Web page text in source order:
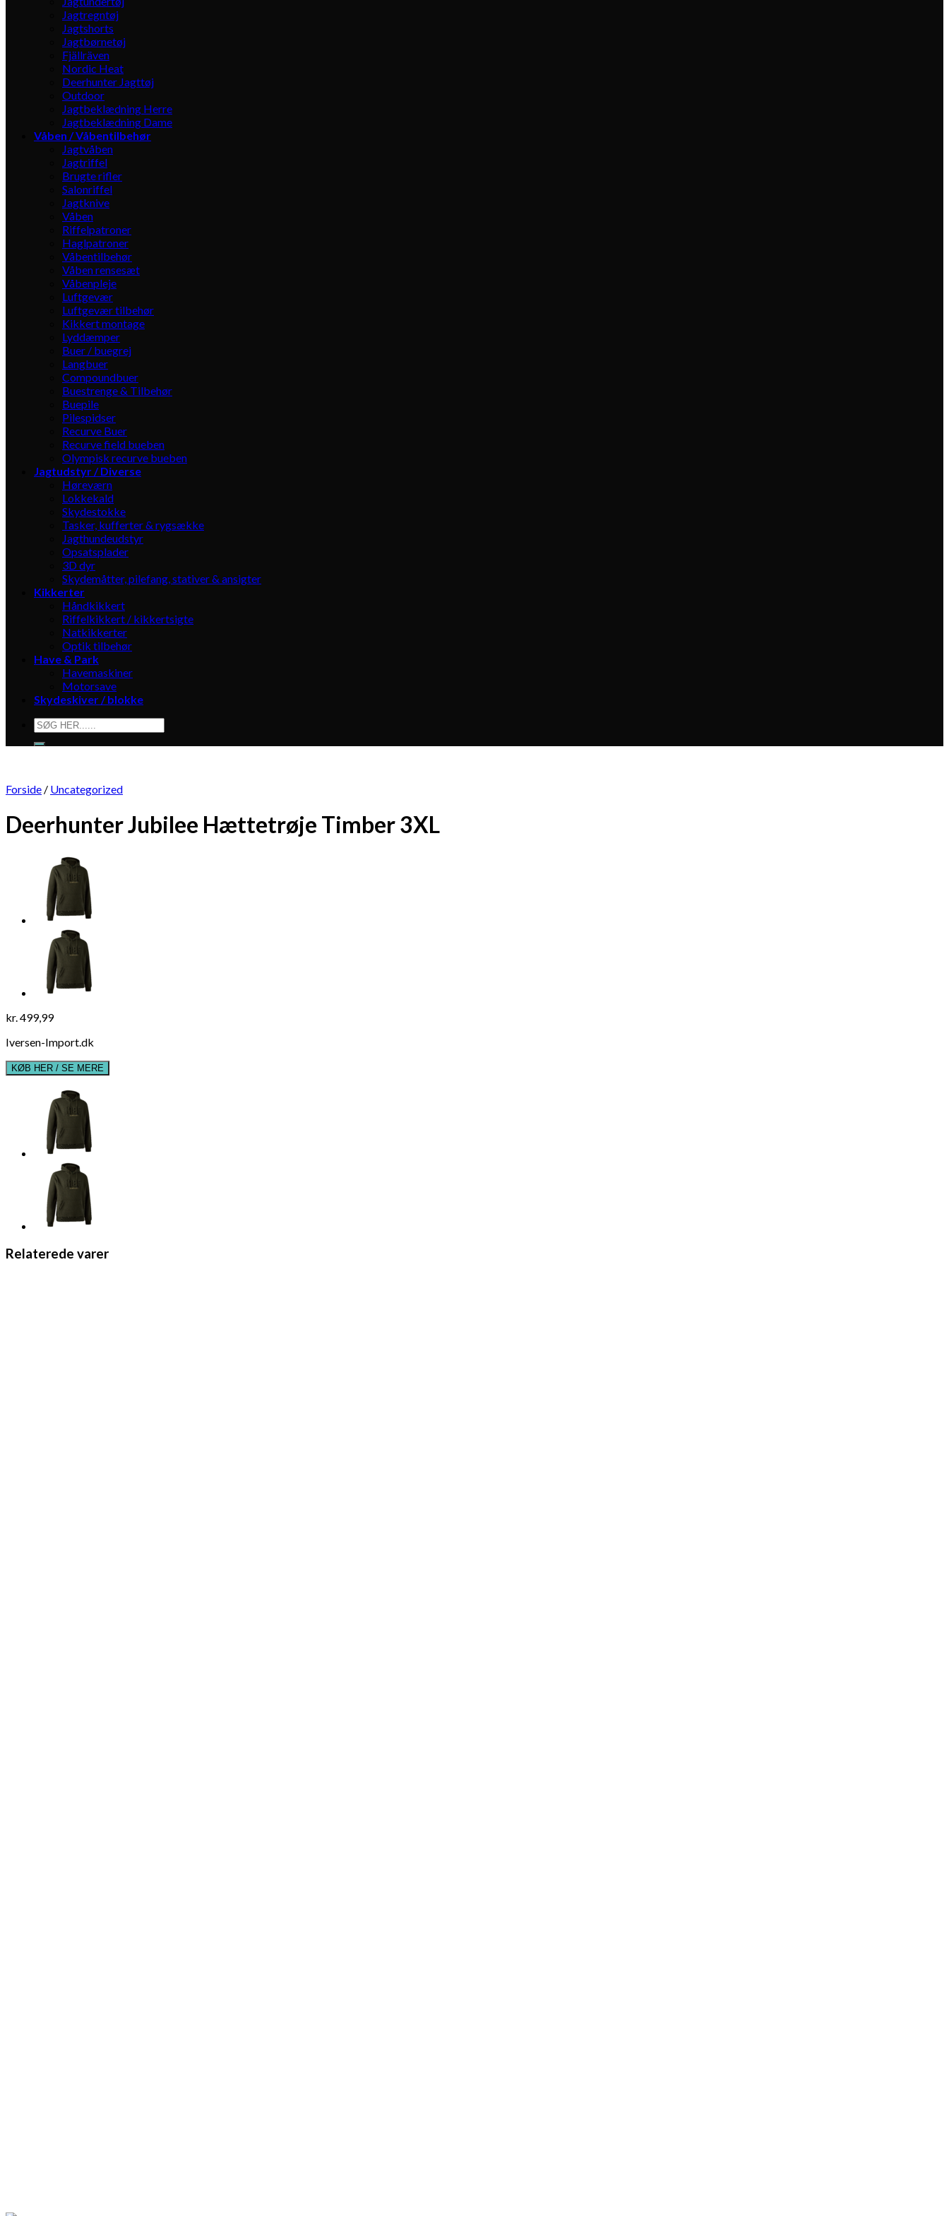
Jagtregntøj
Jagtshorts
Jagtbørnetøj
Fjällräven
Nordic Heat
Deerhunter Jagttøj
Outdoor
Jagtbeklædning Herre
Jagtbeklædning Dame
Våben / Våbentilbehør
Jagtvåben
Jagtriffel
Brugte rifler
Salonriffel
Jagtknive
Våben
Riffelpatroner
Haglpatroner
Våbentilbehør
Våben rensesæt
Våbenpleje
Luftgevær
Luftgevær tilbehør
Kikkert montage
Lyddæmper
Buer / buegrej
Langbuer
Compoundbuer
Buestrenge & Tilbehør
Buepile
Pilespidser
Recurve Buer
Recurve field bueben
Olympisk recurve bueben
Jagtudstyr / Diverse
Høreværn
Lokkekald
Skydestokke
Tasker, kufferter & rygsække
Jagthundeudstyr
Opsatsplader
3D dyr
Skydemåtter, pilefang, stativer & ansigter
Kikkerter
Håndkikkert
Riffelkikkert / kikkertsigte
Natkikkerter
Optik tilbehør
Have & Park
Havemaskiner
Motorsave
Skydeskiver / blokke
Søg
efter:
Forside / Uncategorized
Deerhunter Jubilee Hættetrøje Timber 3XL
kr.499,99
Iversen-Import.dk
KØB HER / SE MERE
Relaterede varer